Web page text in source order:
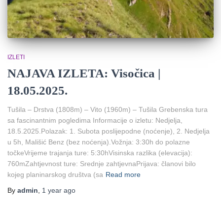
IZLETI
NAJAVA IZLETA: Visočica |
18.05.2025.
Tušila – Drstva (1808m) – Vito (1960m) – Tušila Grebenska tura
sa fascinantnim pogledima Informacije o izletu: Nedjelja,
18.5.2025.Polazak: 1. Subota poslijepodne (noćenje), 2. Nedjelja
u 5h, Mališić Benz (bez noćenja).Vožnja: 3:30h do polazne
točkeVrijeme trajanja ture: 5:30hVisinska razlika (elevacija):
760mZahtjevnost ture: Srednje zahtjevnaPrijava: članovi bilo
kojeg planinarskog društva (sa Read more
By admin 1 year ago